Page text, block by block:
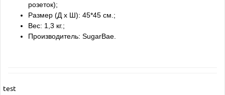
розеток);
Размер (Д x Ш): 45*45 см.;
Вес: 1,3 кг.;
Производитель: SugarBae.
test